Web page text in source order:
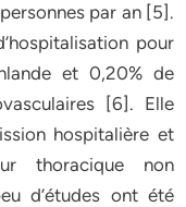
par an [5].
pour
et 0,20% de
[6]. Elle
hospitalière et
thoracique non
d’études ont été